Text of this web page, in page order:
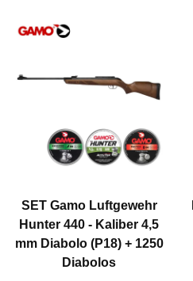
SET Gamo Luftgewehr
Hunter 440 - Kaliber 4,5
mm Diabolo (P18) + 1250
Diabolos